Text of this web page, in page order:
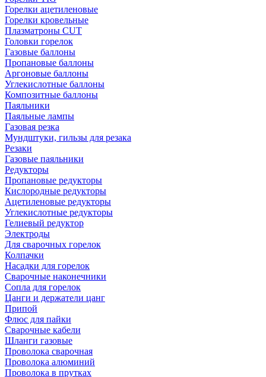
Горелки ацетиленовые
Горелки кровельные
Плазматроны CUT
Головки горелок
Газовые баллоны
Пропановые баллоны
Аргоновые баллоны
Углекислотные баллоны
Композитные баллоны
Паяльники
Паяльные лампы
Газовая резка
Мундштуки, гильзы для резака
Резаки
Газовые паяльники
Редукторы
Пропановые редукторы
Кислородные редукторы
Ацетиленовые редукторы
Углекислотные редукторы
Гелиевый редуктор
Электроды
Для сварочных горелок
Колпачки
Насадки для горелок
Сварочные наконечники
Сопла для горелок
Цанги и держатели цанг
Припой
Флюс для пайки
Сварочные кабели
Шланги газовые
Проволока сварочная
Проволока алюминий
Проволока в прутках